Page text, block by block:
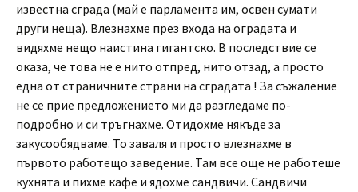
известна сграда (май е парламента им, освен сумати
други неща). Влезнахме през входа на оградата и
видяхме нещо наистина гигантско. В последствие се
оказа, че това не е нито отпред, нито отзад, а просто
една от страничните страни на сградата ! За съжаление
не се прие предложението ми да разгледаме по-
подробно и си тръгнахме. Отидохме някъде за
закусообядваме. То заваля и просто влезнахме в
първото работещо заведение. Там все още не работеше
кухнята и пихме кафе и ядохме сандвичи. Сандвичи